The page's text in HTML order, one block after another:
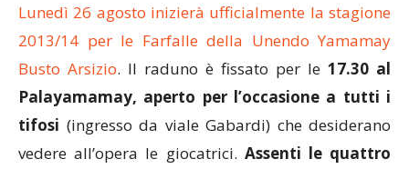
Lunedì 26 agosto inizierà ufficialmente la stagione
2013/14 per le Farfalle della Unendo Yamamay
Busto Arsizio. Il raduno è fissato per le 17.30 al
Palayamamay, aperto per l’occasione a tutti i
tifosi (ingresso da viale Gabardi) che desiderano
vedere all’opera le giocatrici. Assenti le quattro